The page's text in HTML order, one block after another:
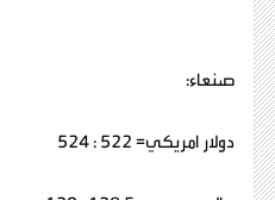
صنعاء:
دولار امريكي= 522 : 524